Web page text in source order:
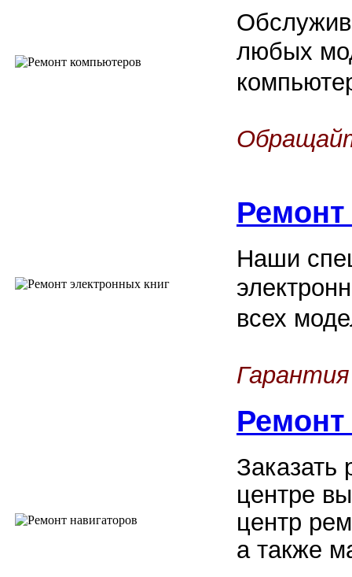
любых
Ремонт
Наши
всех
Ремонт
Заказать
центре
центр
а также